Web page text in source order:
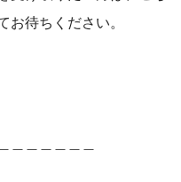
待ちください。